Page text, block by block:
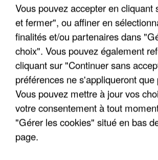
DE FAUNE SAUVAGE SONT...
Vous pouvez accepter en cliquant
et fermer", ou affiner en
finalités et/ou partenaires dans
choix". Vous pouvez également
cliquant sur "Continuer sans
préférences ne s'appliqueront que
Vous pouvez mettre à jour vos
votre consentement à tout
"Gérer les cookies" situé en bas
page.